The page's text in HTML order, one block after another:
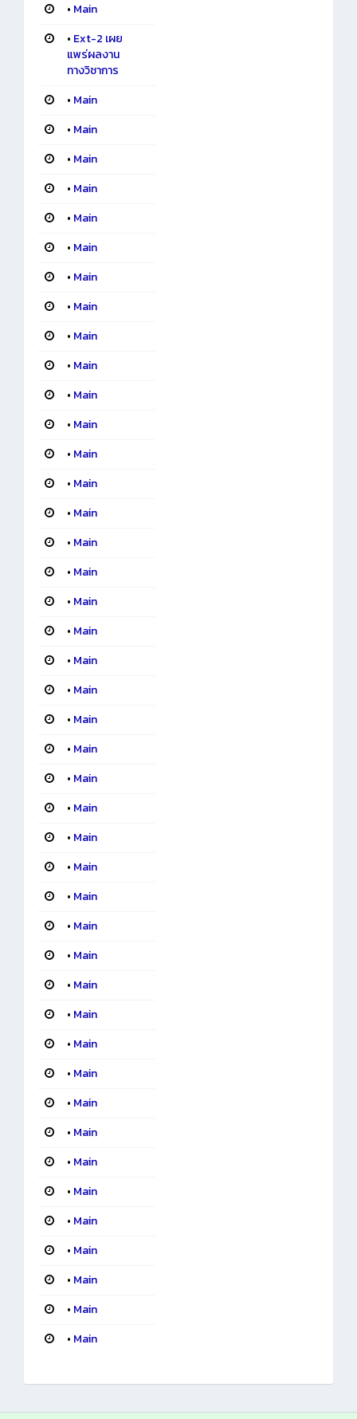
• Main
• Ext-2 เผย
แพร่ผลงาน
ทางวิชาการ
• Main
• Main
• Main
• Main
• Main
• Main
• Main
• Main
• Main
• Main
• Main
• Main
• Main
• Main
• Main
• Main
• Main
• Main
• Main
• Main
• Main
• Main
• Main
• Main
• Main
• Main
• Main
• Main
• Main
• Main
• Main
• Main
• Main
• Main
• Main
• Main
• Main
• Main
• Main
• Main
• Main
• Main
• Main